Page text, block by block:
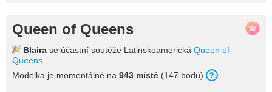
Queen of Queens
Blaira se účastní soutěže Latinskoamerická Queen of
Queens
Modelka je momentálně na 943 místě (147 bodů).